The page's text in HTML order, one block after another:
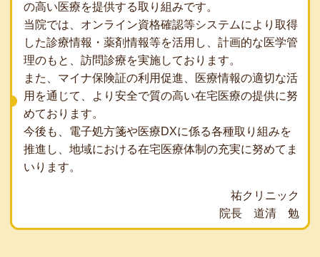
の高い医療を提供する取り組みです。
当院では、オンライン資格確認等システムにより取得
した診療情報・薬剤情報等を活用し、計画的な医学管
理のもと、訪問診療を実施しております。
また、マイナ保険証の利用促進、医療情報の適切な活
用を通じて、より安全で質の高い在宅医療の提供に努
めております。
今後も、電子処方箋や医療DXに係る各種取り組みを
推進し、地域における在宅医療体制の充実に努めてま
いります。
祐クリニック
院長 道清 勉